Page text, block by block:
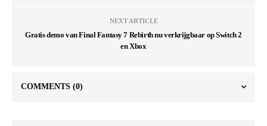
NEXT ARTICLE
Gratis demo van Final Fantasy 7 Rebirth nu verkrijgbaar op Switch 2
en Xbox
COMMENTS (0)